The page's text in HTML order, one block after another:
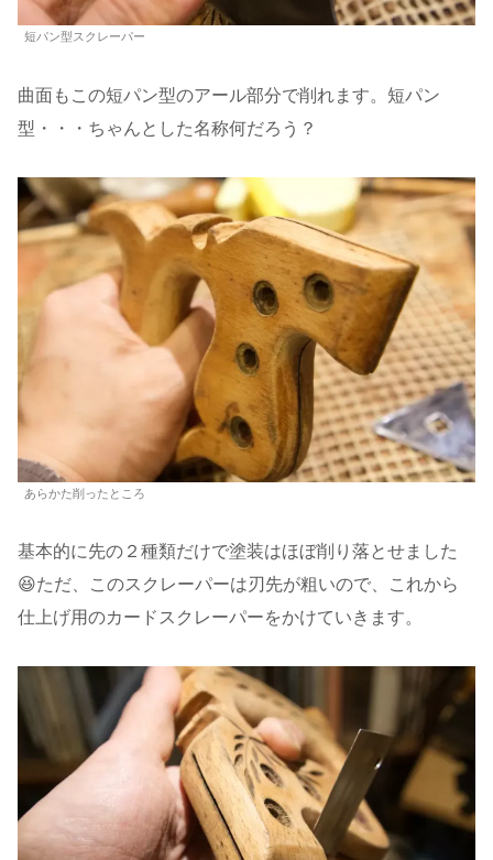
短パン型スクレーパー
曲面もこの短パン型のアール部分で削れます。短パン
型・・・ちゃんとした名称何だろう？
あらかた削ったところ
基本的に先の２種類だけで塗装はほぼ削り落とせました
😆ただ、このスクレーパーは刃先が粗いので、これから
仕上げ用のカードスクレーパーをかけていきます。